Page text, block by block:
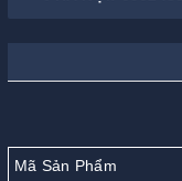
Mã Sản Phẩm